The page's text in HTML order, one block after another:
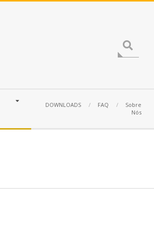
DOWNLOADS FAQ
Sobre
Nós